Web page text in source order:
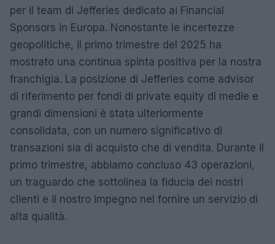
per il team di Jefferies dedicato ai Financial
Sponsors in Europa. Nonostante le incertezze
geopolitiche, il primo trimestre del 2025 ha
mostrato una continua spinta positiva per la nostra
franchigia. La posizione di Jefferies come advisor
di riferimento per fondi di private equity di medie e
grandi dimensioni è stata ulteriormente
consolidata, con un numero significativo di
transazioni sia di acquisto che di vendita. Durante il
primo trimestre, abbiamo concluso 43 operazioni,
un traguardo che sottolinea la fiducia dei nostri
clienti e il nostro impegno nel fornire un servizio di
alta qualità.